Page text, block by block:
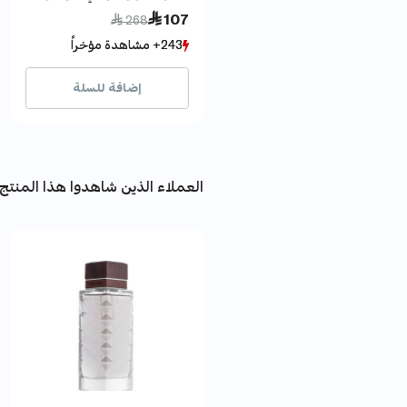
 107
Price reduced from
 268
to
243+ مشاهدة مؤخراً
54+ بيع مؤخراً
243+ مشاهدة مؤخراً
54+ بيع مؤخراً
إضافة للسلة
العملاء الذين شاهدوا هذا